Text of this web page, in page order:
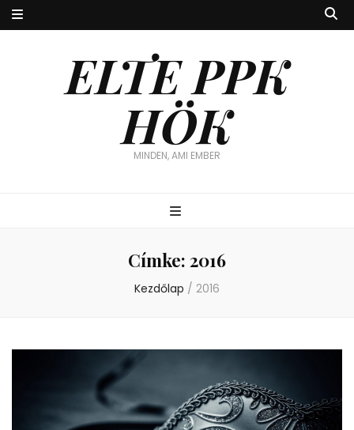
ELTE PPK
HÖK
MINDEN, AMI EMBER
Címke: 2016
Kezdőlap / 2016